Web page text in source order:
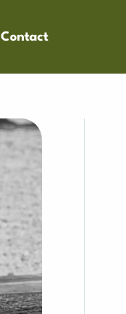
Contact